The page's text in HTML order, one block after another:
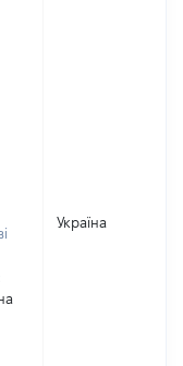
Україна